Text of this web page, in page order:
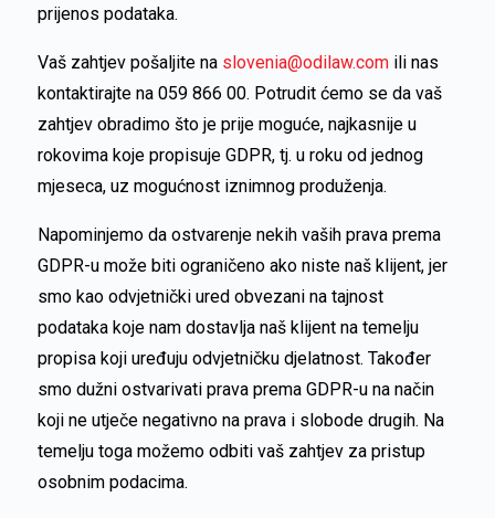
prijenos podataka.
Vaš zahtjev pošaljite na slovenia@odilaw.com ili nas
kontaktirajte na 059 866 00. Potrudit ćemo se da vaš
zahtjev obradimo što je prije moguće, najkasnije u
rokovima koje propisuje GDPR, tj. u roku od jednog
mjeseca, uz mogućnost iznimnog produženja.
Napominjemo da ostvarenje nekih vaših prava prema
GDPR-u može biti ograničeno ako niste naš klijent, jer
smo kao odvjetnički ured obvezani na tajnost
podataka koje nam dostavlja naš klijent na temelju
propisa koji uređuju odvjetničku djelatnost. Također
smo dužni ostvarivati prava prema GDPR-u na način
koji ne utječe negativno na prava i slobode drugih. Na
temelju toga možemo odbiti vaš zahtjev za pristup
osobnim podacima.